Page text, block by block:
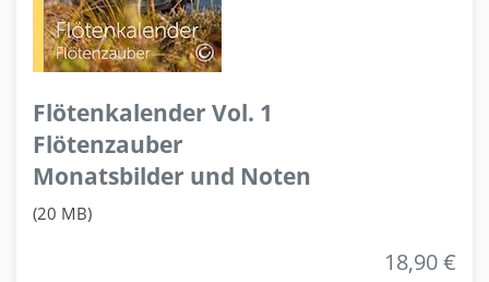
Flötenkalender Vol. 1
Flötenzauber
Monatsbilder und Noten
(20 MB)
18,90 €